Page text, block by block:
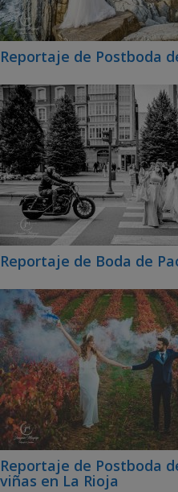
Reportaje de Postboda
Reportaje de Boda de
Reportaje de Postboda
viñas en La Rioja